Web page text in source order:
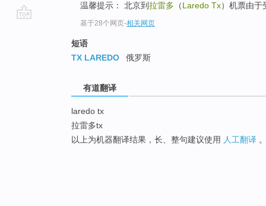
温馨提示： 北京到拉雷多 （Laredo Tx）机票由于
基于28个网页-相关网页
短语
TX LAREDO
俄罗斯
有道翻译
laredo tx
拉雷多tx
以上为机器翻译结果，长、整句建议使用 人工翻译